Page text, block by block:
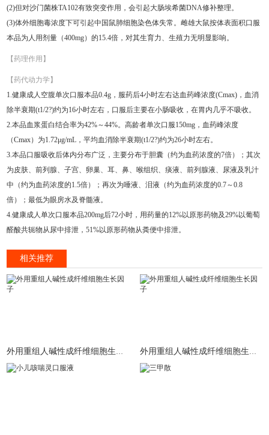
(2)但对沙门菌株TA102有致突变作用，会引起大肠埃希菌DNA修补整理。
(3)体外细胞毒浓度下可引起中国鼠肺细胞染色体失常。雌雄大鼠按体表面积口服
本品为人用剂量（400mg）的15.4倍，对其生育力、生殖力无明显影响。
【药理作用】
【药代动力学】
1.健康成人空腹单次口服本品0.4g，服药后4小时左右达血药峰浓度(Cmax)，血消
除半衰期(t1/2?)约为16小时左右，口服后主要在小肠吸收，在胃内几乎不吸收。
2.本品血浆蛋白结合率为42%～44%。高龄者单次口服150mg，血药峰浓度
（Cmax）为1.72μg/mL，平均血消除半衰期(t1/2?)约为26小时左右。
3.本品口服吸收后体内分布广泛，主要分布于胆囊（约为血药浓度的7倍）；其次
为皮肤、前列腺、子宫、卵巢、耳、鼻、喉组织、痰液、前列腺液、尿液及乳汁
中（约为血药浓度的1.5倍）；再次为唾液、泪液（约为血药浓度的0.7～0.8
倍）；最低为眼房水及脊髓液。
4.健康成人单次口服本品200mg后72小时，用药量的12%以原形药物及29%以葡萄
醛酸共轭物从尿中排泄，51%以原形药物从粪便中排泄。
相关推荐
外用重组人碱性成纤维细胞生长因子 外用重组人碱性成纤维细胞生长因子